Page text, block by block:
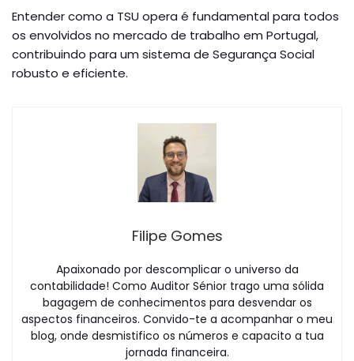
Entender como a TSU opera é fundamental para todos
os envolvidos no mercado de trabalho em Portugal,
contribuindo para um sistema de Segurança Social
robusto e eficiente.
Filipe Gomes
Apaixonado por descomplicar o universo da
contabilidade! Como Auditor Sénior trago uma sólida
bagagem de conhecimentos para desvendar os
aspectos financeiros. Convido-te a acompanhar o meu
blog, onde desmistifico os números e capacito a tua
jornada financeira.